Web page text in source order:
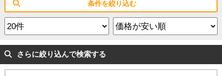
条件を絞り込む
さらに絞り込んで検索する